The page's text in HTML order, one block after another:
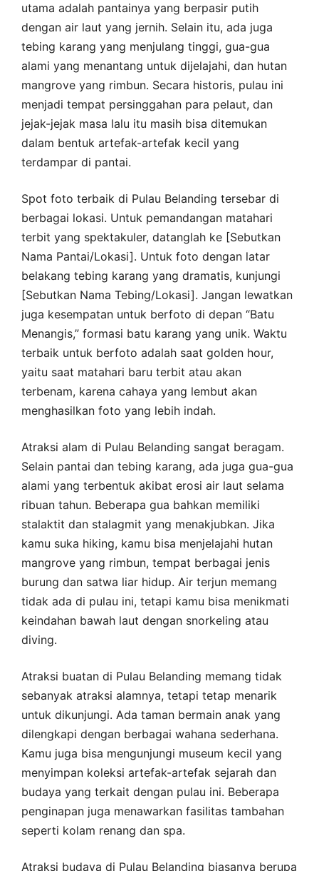
utama adalah pantainya yang berpasir putih
dengan air laut yang jernih. Selain itu, ada juga
tebing karang yang menjulang tinggi, gua-gua
alami yang menantang untuk dijelajahi, dan hutan
mangrove yang rimbun. Secara historis, pulau ini
menjadi tempat persinggahan para pelaut, dan
jejak-jejak masa lalu itu masih bisa ditemukan
dalam bentuk artefak-artefak kecil yang
terdampar di pantai.
Spot foto terbaik di Pulau Belanding tersebar di
berbagai lokasi. Untuk pemandangan matahari
terbit yang spektakuler, datanglah ke [Sebutkan
Nama Pantai/Lokasi]. Untuk foto dengan latar
belakang tebing karang yang dramatis, kunjungi
[Sebutkan Nama Tebing/Lokasi]. Jangan lewatkan
juga kesempatan untuk berfoto di depan “Batu
Menangis,” formasi batu karang yang unik. Waktu
terbaik untuk berfoto adalah saat golden hour,
yaitu saat matahari baru terbit atau akan
terbenam, karena cahaya yang lembut akan
menghasilkan foto yang lebih indah.
Atraksi alam di Pulau Belanding sangat beragam.
Selain pantai dan tebing karang, ada juga gua-gua
alami yang terbentuk akibat erosi air laut selama
ribuan tahun. Beberapa gua bahkan memiliki
stalaktit dan stalagmit yang menakjubkan. Jika
kamu suka hiking, kamu bisa menjelajahi hutan
mangrove yang rimbun, tempat berbagai jenis
burung dan satwa liar hidup. Air terjun memang
tidak ada di pulau ini, tetapi kamu bisa menikmati
keindahan bawah laut dengan snorkeling atau
diving.
Atraksi buatan di Pulau Belanding memang tidak
sebanyak atraksi alamnya, tetapi tetap menarik
untuk dikunjungi. Ada taman bermain anak yang
dilengkapi dengan berbagai wahana sederhana.
Kamu juga bisa mengunjungi museum kecil yang
menyimpan koleksi artefak-artefak sejarah dan
budaya yang terkait dengan pulau ini. Beberapa
penginapan juga menawarkan fasilitas tambahan
seperti kolam renang dan spa.
Atraksi budaya di Pulau Belanding biasanya berupa